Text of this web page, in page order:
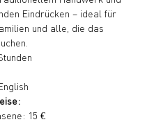
Eindrücken – ideal für
und alle, die das
15 €